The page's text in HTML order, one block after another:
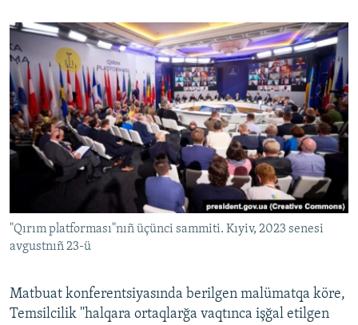
"Qırım platforması"nıñ üçünci sammiti. Kıyiv, 2023 senesi
avgustnıñ 23-ü
Matbuat konferentsiyasında berilgen malümatqa köre,
Temsilcilik ''halqara ortaqlarğa vaqtınca işğal etilgen